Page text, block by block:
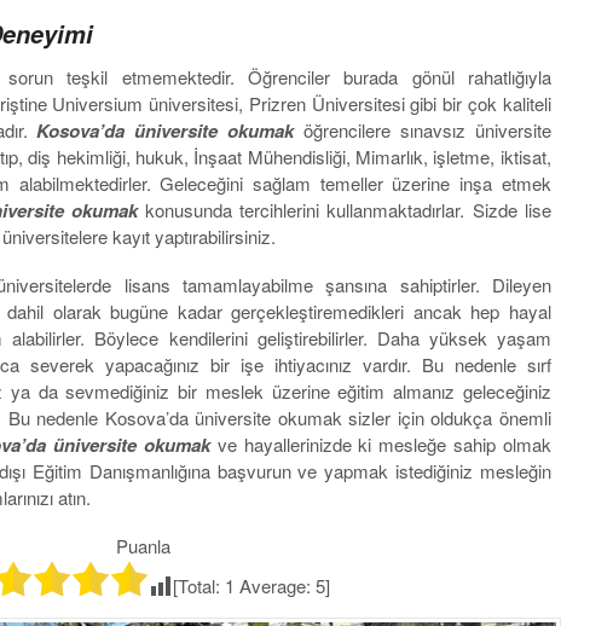
teşkil etmemektedir. Öğrenciler burada gönül rahatlığıyla
Universium üniversitesi, Prizren Üniversitesi gibi bir çok kaliteli
Kosova’da üniversite okumaköğrencilere sınavsız üniversite
diş hekimliği, hukuk, İnşaat Mühendisliği, Mimarlık, işletme, iktisat,
alabilmektedirler. Geleceğini sağlam temeller üzerine inşa etmek
okumakkonusunda tercihlerini kullanmaktadırlar. Sizde lise
kayıt yaptırabilirsiniz.
lisans tamamlayabilme şansına sahiptirler. Dileyen
olarak bugüne kadar gerçekleştiremedikleri ancak hep hayal
Böylece kendilerini geliştirebilirler. Daha yüksek yaşam
severek yapacağınız bir işe ihtiyacınız vardır. Bu nedenle sırf
ya da sevmediğiniz bir meslek üzerine eğitim almanız geleceğiniz
Bu nedenle Kosova’da üniversite okumak sizler için oldukça önemli
üniversite okumak ve hayallerinizde ki mesleğe sahip olmak
Eğitim Danışmanlığına başvurun ve yapmak istediğiniz mesleğin
atın.
Puanla
[Total: 1 Average:5]